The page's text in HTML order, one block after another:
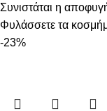
Συνιστάται η
Φυλάσσετε τα
-23%